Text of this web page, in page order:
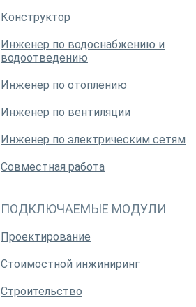
Конструктор
Инженер по водоснабжению и
водоотведению
Инженер по отоплению
Инженер по вентиляции
Инженер по электрическим сетям
Совместная работа
ПОДКЛЮЧАЕМЫЕ МОДУЛИ
Проектирование
Стоимостной инжиниринг
Строительство